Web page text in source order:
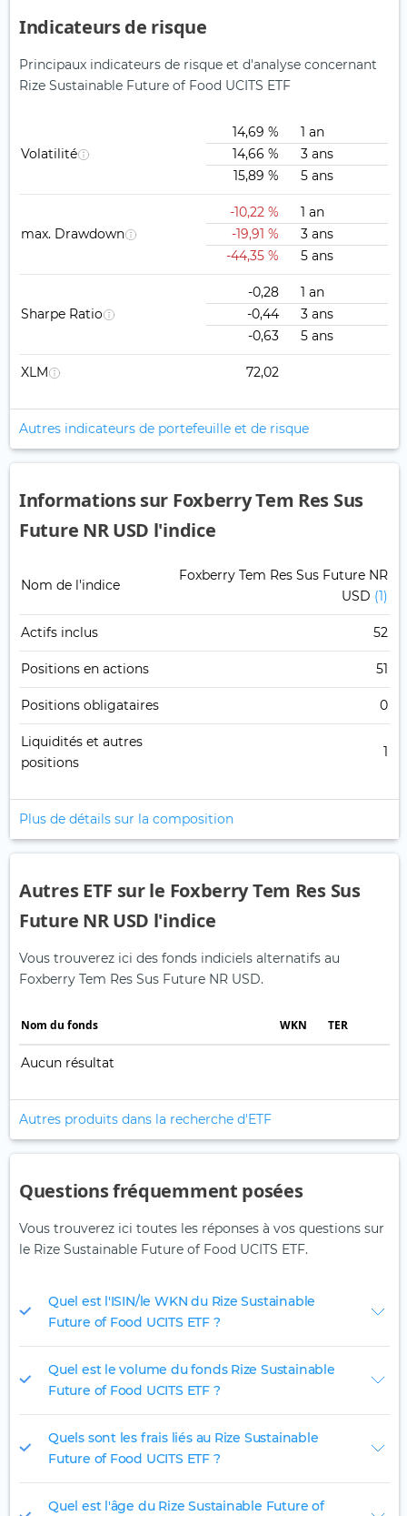
Indicateurs de risque
Principaux indicateurs de risque et d'analyse concernant
Rize Sustainable Future of Food UCITS ETF
Volatilité
14,69 %
1 an
14,66 %
3 ans
15,89 %
5 ans
max. Drawdown
-10,22 %
1 an
-19,91 %
3 ans
-44,35 %
5 ans
Sharpe Ratio
-0,28
1 an
-0,44
3 ans
-0,63
5 ans
XLM 72,02
Autres indicateurs de portefeuille et de risque
Informations sur Foxberry Tem Res Sus
Future NR USD l'indice
Nom de l'indice
Foxberry Tem Res Sus Future NR
USD (1)
Actifs inclus 52
Positions en actions 51
Positions obligataires 0
Liquidités et autres
positions
1
Plus de détails sur la composition
Autres ETF sur le Foxberry Tem Res Sus
Future NR USD l'indice
Vous trouverez ici des fonds indiciels alternatifs au
Foxberry Tem Res Sus Future NR USD.
Nom du fonds WKN TER
Aucun résultat
Autres produits dans la recherche d'ETF
Questions fréquemment posées
Vous trouverez ici toutes les réponses à vos questions sur
le Rize Sustainable Future of Food UCITS ETF.
Quel est l'ISIN/le WKN du Rize Sustainable
Future of Food UCITS ETF ?
Quel est le volume du fonds Rize Sustainable
Future of Food UCITS ETF ?
Quels sont les frais liés au Rize Sustainable
Future of Food UCITS ETF ?
Quel est l'âge du Rize Sustainable Future of